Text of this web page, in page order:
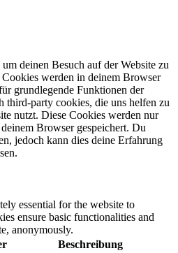
deinen Besuch auf der Website zu
werden in deinem Browser
grundlegende Funktionen der
third-party cookies, die uns helfen zu
nutzt. Diese Cookies werden nur
Browser gespeichert. Du
jedoch kann dies deine Erfahrung
essential for the website to
ensure basic functionalities and
anonymously.
Beschreibung